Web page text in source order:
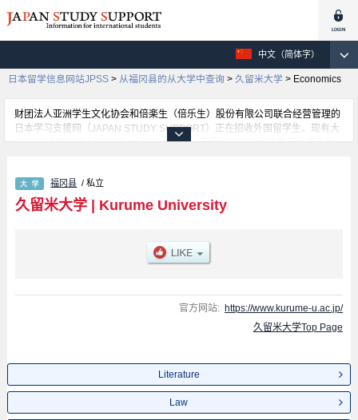
中文（简体字）
日本留学信息网站JPSS > 从福冈县的从大学中查询 > 久留米大学 > Economics
财团法人亚洲学生文化协会和倍楽生（倍乐生）股份有限公司联合经营管理的
日本学习支援网（JAPAN STUDY SUPPORT）正在招收外国留学生。现有大
约1300个学校的大学学部、大学院、短大、专门学校的招生信息正登载于此
Economics 学部、Commerce 学部、Human Health 学部等各学部的不同信
息。招收名额、合格人数等考试信息，以及设施介绍、联系方式等外国留学生
必要的信息都登载于此，请务必查阅和利用此网。
福冈县 / 私立
久留米大学| Kurume University
官方网站: https://www.kurume-u.ac.jp/
久留米大学Top Page
Literature
Law